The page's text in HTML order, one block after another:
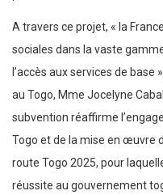
A travers ce projet, « la
sociales dans la vaste
l’accès aux services de base
au Togo, Mme Jocelyne
subvention réaffirme
Togo et de la mise en œuvre
route Togo 2025, pour
réussite au gouvernement